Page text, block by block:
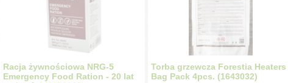
Racja żywnościowa NRG-5
Emergency Food Ration - 20 lat
Torba grzewcza Forestia Heaters
Bag Pack 4pcs. (1643032)